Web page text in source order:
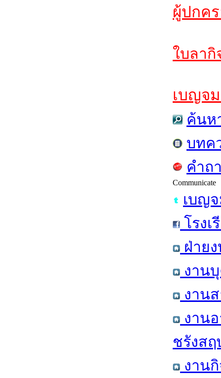
ผู้ปกค
ใบลากิ
เบญจ
ค้นห
บทค
คำถ
Communicate
เบญ
โรง
ฝ่าย
งาน
งาน
งาน
ชรังส
งาน